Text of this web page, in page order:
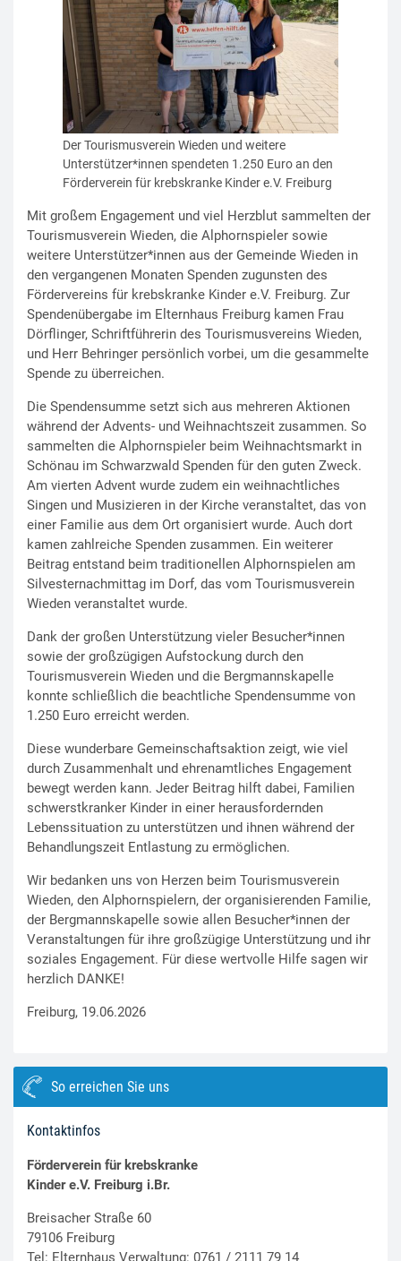
Der Tourismusverein Wieden und weitere
Unterstützer*innen spendeten 1.250 Euro an den
Förderverein für krebskranke Kinder e.V. Freiburg
Mit großem Engagement und viel Herzblut sammelten der
Tourismusverein Wieden, die Alphornspieler sowie
weitere Unterstützer*innen aus der Gemeinde Wieden in
den vergangenen Monaten Spenden zugunsten des
Fördervereins für krebskranke Kinder e.V. Freiburg. Zur
Spendenübergabe im Elternhaus Freiburg kamen Frau
Dörflinger, Schriftführerin des Tourismusvereins Wieden,
und Herr Behringer persönlich vorbei, um die gesammelte
Spende zu überreichen.
Die Spendensumme setzt sich aus mehreren Aktionen
während der Advents- und Weihnachtszeit zusammen. So
sammelten die Alphornspieler beim Weihnachtsmarkt in
Schönau im Schwarzwald Spenden für den guten Zweck.
Am vierten Advent wurde zudem ein weihnachtliches
Singen und Musizieren in der Kirche veranstaltet, das von
einer Familie aus dem Ort organisiert wurde. Auch dort
kamen zahlreiche Spenden zusammen. Ein weiterer
Beitrag entstand beim traditionellen Alphornspielen am
Silvesternachmittag im Dorf, das vom Tourismusverein
Wieden veranstaltet wurde.
Dank der großen Unterstützung vieler Besucher*innen
sowie der großzügigen Aufstockung durch den
Tourismusverein Wieden und die Bergmannskapelle
konnte schließlich die beachtliche Spendensumme von
1.250 Euro erreicht werden.
Diese wunderbare Gemeinschaftsaktion zeigt, wie viel
durch Zusammenhalt und ehrenamtliches Engagement
bewegt werden kann. Jeder Beitrag hilft dabei, Familien
schwerstkranker Kinder in einer herausfordernden
Lebenssituation zu unterstützen und ihnen während der
Behandlungszeit Entlastung zu ermöglichen.
Wir bedanken uns von Herzen beim Tourismusverein
Wieden, den Alphornspielern, der organisierenden Familie,
der Bergmannskapelle sowie allen Besucher*innen der
Veranstaltungen für ihre großzügige Unterstützung und ihr
soziales Engagement. Für diese wertvolle Hilfe sagen wir
herzlich DANKE!
Freiburg, 19.06.2026
So erreichen Sie uns
Kontaktinfos
Förderverein für krebskranke
Kinder e.V. Freiburg i.Br.
Breisacher Straße 60
79106 Freiburg
Tel: Elternhaus Verwaltung: 0761 / 2111 79 14